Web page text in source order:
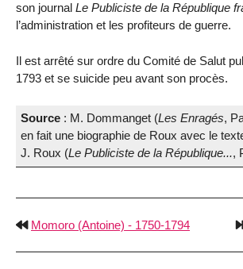
son journal Le Publiciste de la République
l’administration et les profiteurs de guerre.
Il est arrêté sur ordre du Comité de Salut
1793 et se suicide peu avant son procès.
Source: M. Dommanget (Les Enragés,
en fait une biographie de Roux avec le
J. Roux (Le Publiciste de la République...,
Momoro (Antoine) - 1750-1794